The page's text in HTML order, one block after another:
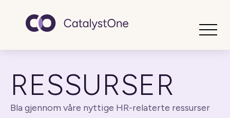
RESSURSER
Bla gjennom våre nyttige HR-relaterte ressurser